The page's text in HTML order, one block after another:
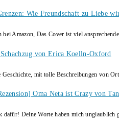
Wie Freundschaft zu Liebe
bei Amazon, Das Cover ist viel
von Erica Koelln-Oxford
Geschichte, mit tolle Beschreibungen von
Oma Neta ist Crazy von
dafür! Deine Worte haben mich unglaublich